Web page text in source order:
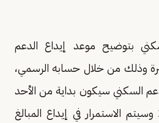
بتوضيح موعد إيداع الدعم
وذلك من خلال حسابه الرسمي،
السكني سيكون بداية من الأحد
الموافق 23 رمضان 24 وسيتم الاستمرار في إيداع المبالغ